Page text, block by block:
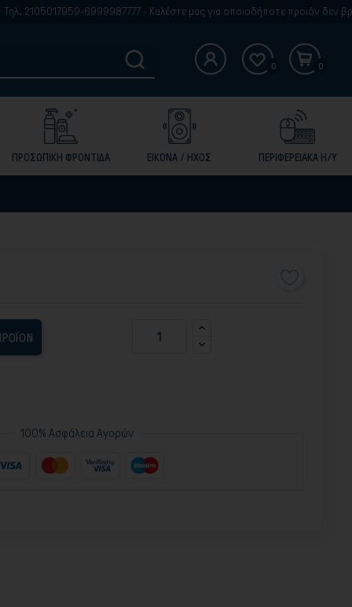
6999987777 - Καλέστε μας για οποιοδήποτε προιόν δεν βρίσκετε στην
0 0
ΕΙΚΟΝΑ / ΗΧΟΣ ΠΕΡΙΦΕΡΕΙΑΚΑ Η/Υ
ΠΡΟΣΩΠΙΚΗ ΦΡΟΝΤΙΔΑ
100% Ασφάλεια Αγορών